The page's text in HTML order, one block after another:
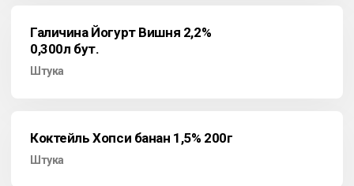
Галичина Йогурт Вишня 2,2%
0,300л бут.
Штука
Коктейль Хопси банан 1,5% 200г
Штука